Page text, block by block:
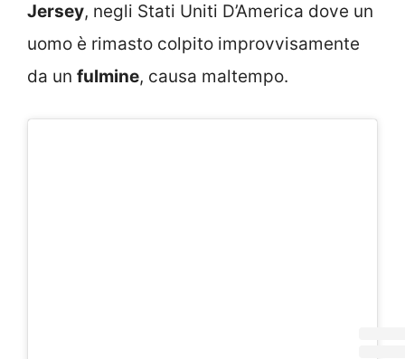
Jersey, negli Stati Uniti D’America dove un
uomo è rimasto colpito improvvisamente
da un fulmine, causa maltempo.